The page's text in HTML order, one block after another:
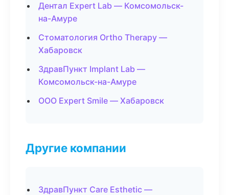
Дентал Expert Lab — Комсомольск-
на-Амуре
Стоматология Ortho Therapy —
Хабаровск
ЗдравПункт Implant Lab —
Комсомольск-на-Амуре
ООО Expert Smile — Хабаровск
Другие компании
ЗдравПункт Care Esthetic —